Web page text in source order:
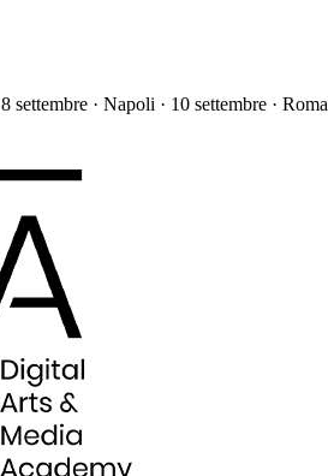
8 settembre · Napoli · 10 settembre · Roma